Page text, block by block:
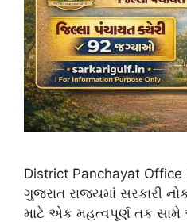
District Panchayat
ગુજરાત રાજ્યમાં સરકારી
માટે એક મહત્વપૂર્ણ તક